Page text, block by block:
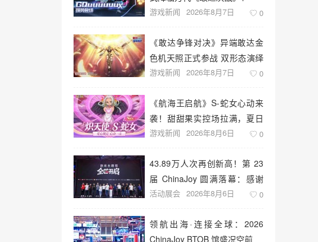
游戏新闻 2026年8月7日 0
《敢达争锋对决》异端敢达金
色机天照正式参战 双形态演绎
空中战技
游戏新闻 2026年8月7日 0
《航海王启航》S-蛇女心动来
袭！甜甜果实控场拉满，夏日
盛宴开启
游戏新闻 2026年8月6日 0
43.89万人次再创新高！第 23
届 ChinaJoy 圆满落幕：感谢
有你，共赴这场“与 AI 同游”的
活动展会 2026年8月6日 0
领航出海·连接全球：2026
ChinaJoy BTOB 馆盛况空前